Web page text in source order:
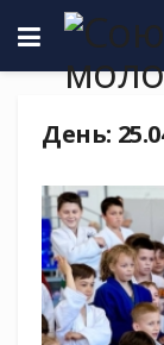
День: